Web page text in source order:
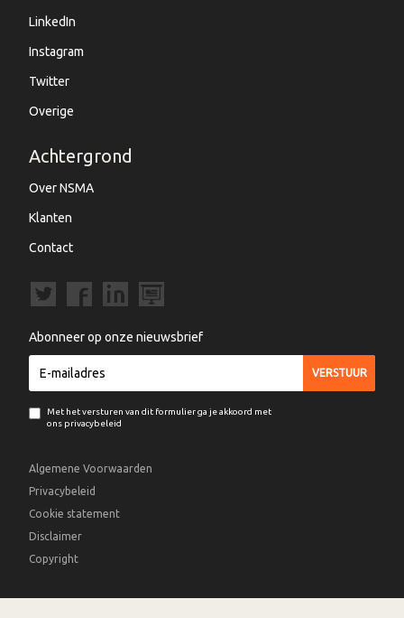
LinkedIn
Instagram
Twitter
Overige
Achtergrond
Over NSMA
Klanten
Contact
Abonneer op onze nieuwsbrief
Met het versturen van dit formulier ga je akkoord met
ons privacybeleid
Algemene Voorwaarden
Privacybeleid
Cookie statement
Disclaimer
Copyright